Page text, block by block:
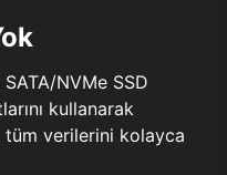
NVMe SSD
kullanarak
tüm verilerini kolayca